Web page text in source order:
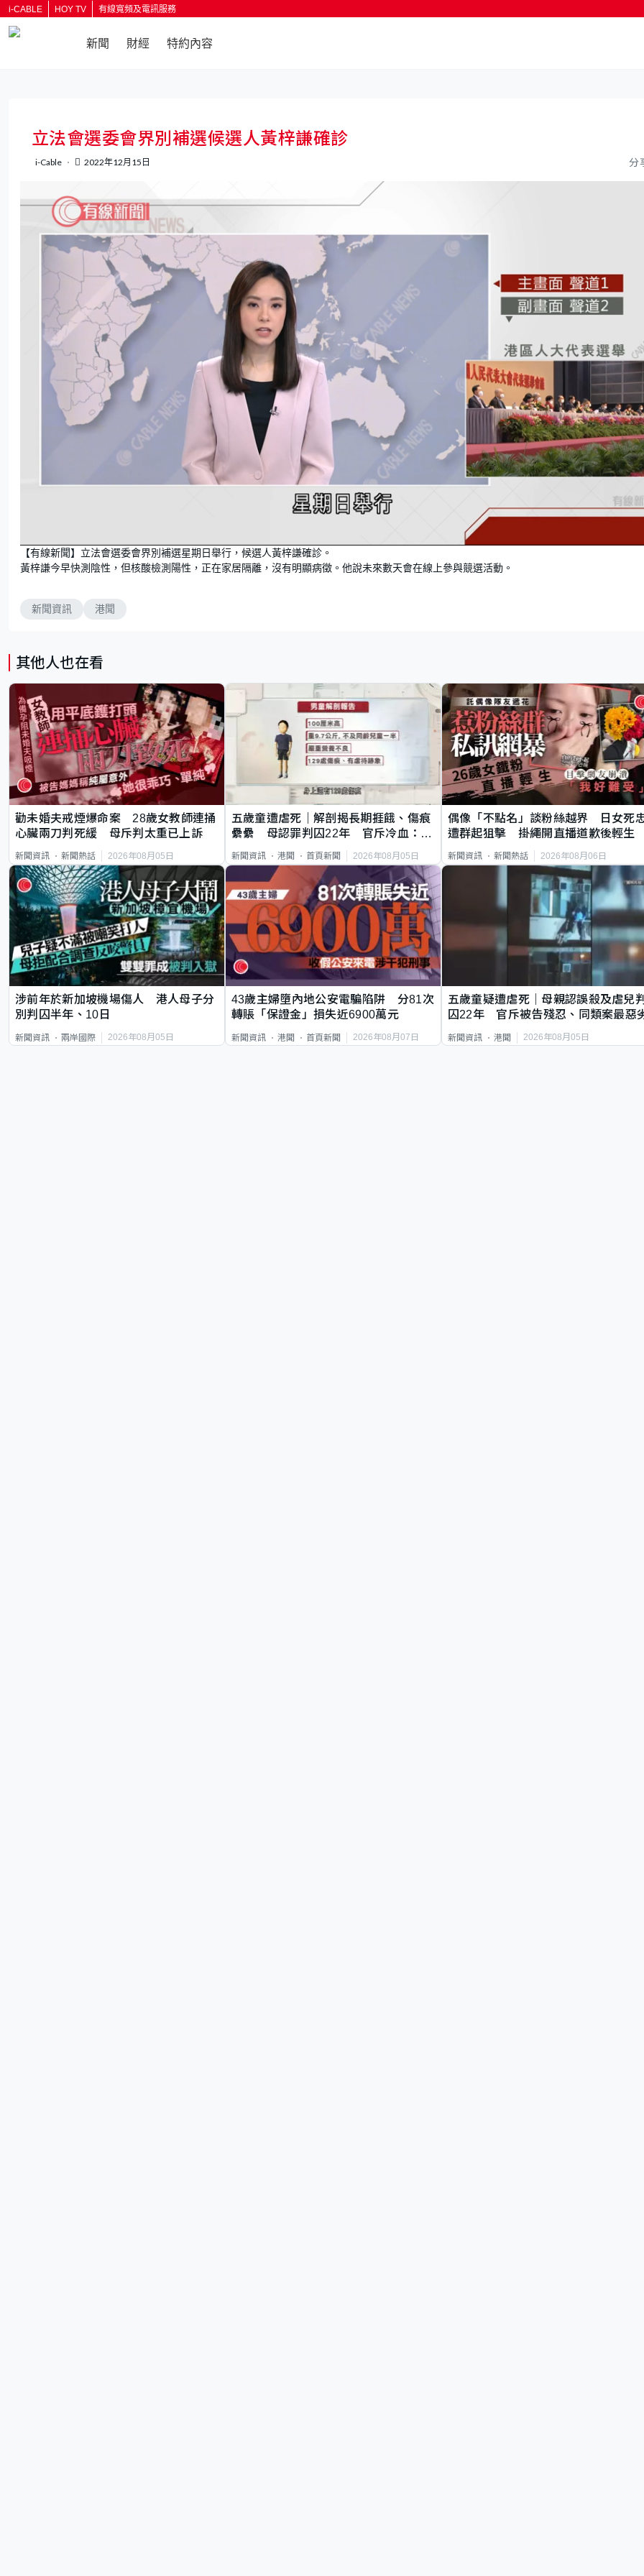
i-CABLE HOY TV 有線寬頻及電訊服務
新聞 財經 特約內容
立法會選委會界別補選候選人黃梓謙確診
i-Cable 2022年12月15日 分
n
m
u
t
e
o
e
d
【有線新聞】立法會選委會界別補選星期日舉行，候選人黃梓謙確診。
黃梓謙今早快測陰性，但核酸檢測陽性，正在家居隔離，沒有明顯病徵。他說未來數天會在線上參與競選活動。
新聞資訊 港聞
其他人也在看
勸未婚夫戒煙爆命案 28歲女教師連捅
心臟兩刀判死緩 母斥判太重已上訴
新聞資訊 新聞熱話 2026年08月05日
五歲童遭虐死｜解剖揭長期捱餓、傷痕
纍纍 母認罪判囚22年 官斥冷血：同
類案最惡劣
新聞資訊 港聞 首頁新聞 2026年08月05日
偶像「不點名」談粉絲越界 日女死
遭群起狙擊 掛繩開直播道歉後輕生
新聞資訊 新聞熱話 2026年08月06日
涉前年於新加坡機場傷人 港人母子分
別判囚半年、10日
新聞資訊 兩岸國際 2026年08月05日
43歲主婦墮內地公安電騙陷阱 分81次
轉賬「保證金」損失近6900萬元
新聞資訊 港聞 首頁新聞 2026年08月07日
五歲童疑遭虐死｜母親認誤殺及虐兒
囚22年 官斥被告殘忍、同類案最惡
新聞資訊 港聞 2026年08月05日